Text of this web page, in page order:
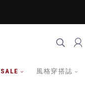
SALE 風格穿搭誌